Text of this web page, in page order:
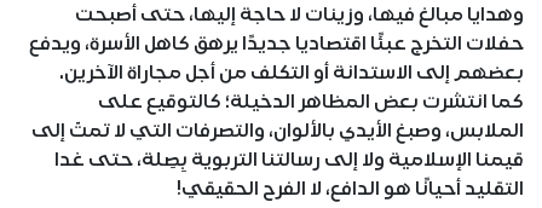
وهدايا مبالغ فيها، وزينات لا حاجة إليها، حتى أصبحت
حفلات التخرج عبئًا اقتصاديا جديدًا يرهق كاهل الأسرة، ويدفع
بعضهم إلى الاستدانة أو التكلف من أجل مجاراة الآخرين.
كما انتشرت بعض المظاهر الدخيلة؛ كالتوقيع على
الملابس، وصبغ الأيدي بالألوان، والتصرفات التي لا تمتّ إلى
قيمنا الإسلامية ولا إلى رسالتنا التربوية بِصِلة، حتى غدا
التقليد أحيانًا هو الدافع، لا الفرح الحقيقي!